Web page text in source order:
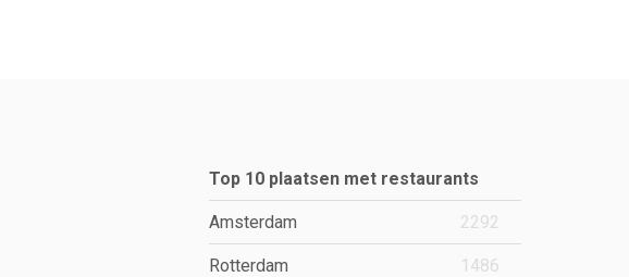
Top 10 plaatsen met restaurants
Amsterdam 2292
Rotterdam 1486